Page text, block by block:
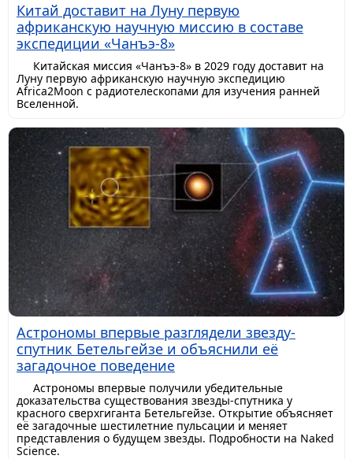
Китай доставит на Луну первую
африканскую научную миссию в составе
экспедиции «Чанъэ-8»
Китайская миссия «Чанъэ-8» в 2029 году доставит на
Луну первую африканскую научную экспедицию
Africa2Moon с радиотелескопами для изучения ранней
Вселенной.
Астрономы впервые разглядели звезду-
спутник Бетельгейзе и объяснили её
загадочное поведение
Астрономы впервые получили убедительные
доказательства существования звезды-спутника у
красного сверхгиганта Бетельгейзе. Открытие объясняет
её загадочные шестилетние пульсации и меняет
представления о будущем звезды. Подробности на Naked
Science.